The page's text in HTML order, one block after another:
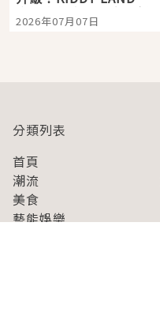
宿店吉伊卡哇迎客，新
開幕 OMOKADO 店3分
2026年07月07日
分類列表
首頁
潮流
美食
藝能娛樂